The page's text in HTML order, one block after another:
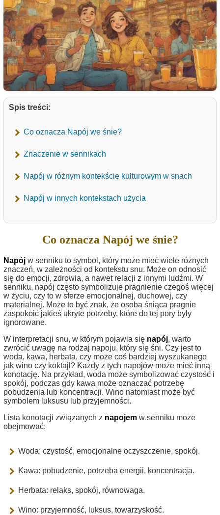
Spis treści:
Co oznacza Napój we śnie?
Znaczenie w sennikach
Napój w różnym kontekście kulturowym w snach
Napój w innych kontekstach użycia
Co oznacza Napój we śnie?
Napój w senniku to symbol, który może mieć wiele różnych
znaczeń, w zależności od kontekstu snu. Może on odnosić
się do emocji, zdrowia, a nawet relacji z innymi ludźmi. W
senniku, napój często symbolizuje pragnienie czegoś więcej
w życiu, czy to w sferze emocjonalnej, duchowej, czy
materialnej. Może to być znak, że osoba śniąca pragnie
zaspokoić jakieś ukryte potrzeby, które do tej pory były
ignorowane.
W interpretacji snu, w którym pojawia się napój, warto
zwrócić uwagę na rodzaj napoju, który się śni. Czy jest to
woda, kawa, herbata, czy może coś bardziej wyszukanego
jak wino czy koktajl? Każdy z tych napojów może mieć inną
konotację. Na przykład, woda może symbolizować czystość i
spokój, podczas gdy kawa może oznaczać potrzebę
pobudzenia lub koncentracji. Wino natomiast może być
symbolem luksusu lub przyjemności.
Lista konotacji związanych z napojem w senniku może
obejmować:
Woda: czystość, emocjonalne oczyszczenie, spokój.
Kawa: pobudzenie, potrzeba energii, koncentracja.
Herbata: relaks, spokój, równowaga.
Wino: przyjemność, luksus, towarzyskość.